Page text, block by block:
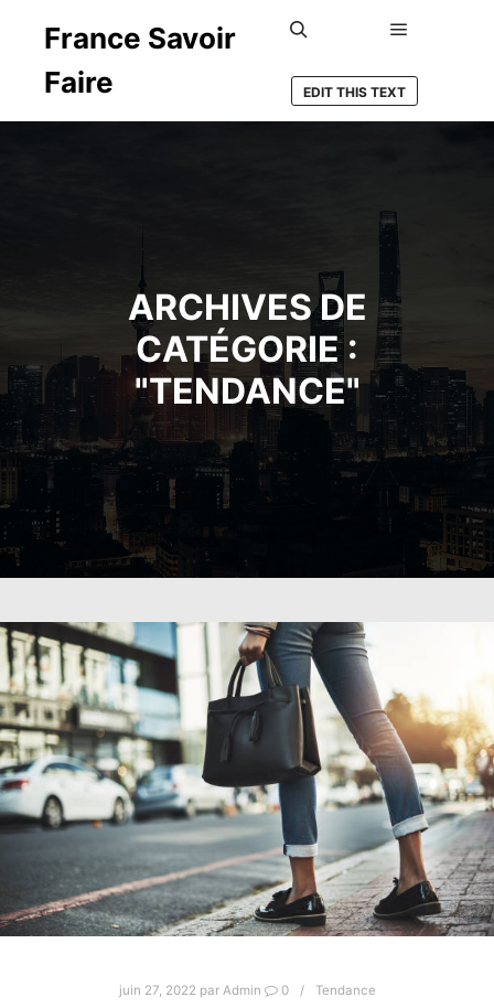
France Savoir
Faire
EDIT THIS TEXT
ARCHIVES DE
CATÉGORIE :
"TENDANCE"
juin 27, 2022 par Admin 0 Tendance